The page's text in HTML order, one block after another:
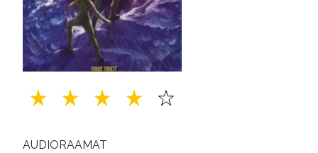
AUDIORAAMAT